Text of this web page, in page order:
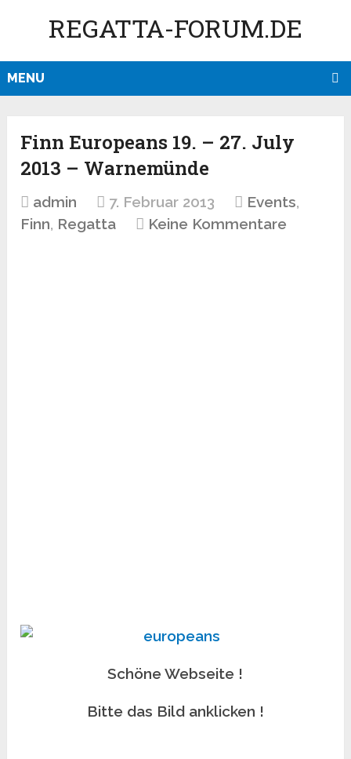
REGATTA-FORUM.DE
MENU
Finn Europeans 19. – 27. July
2013 – Warnemünde
admin 7. Februar 2013 Events,
Finn, Regatta Keine Kommentare
Schöne Webseite !
Bitte das Bild anklicken !